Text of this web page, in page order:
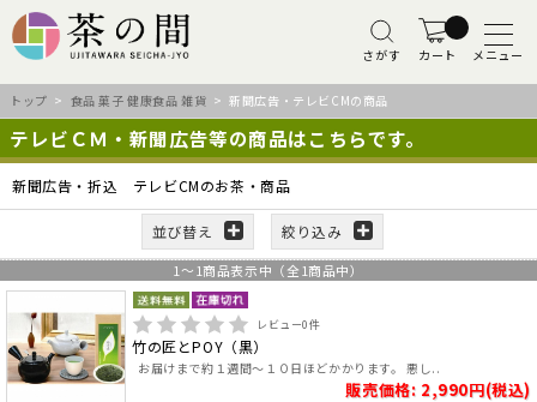
さがす カート メニュー
トップ > 食品 菓子 健康食品 雑貨 > 新聞広告・テレビCMの商品
テレビＣＭ・新聞広告等の商品はこちらです。
新聞広告・折込 テレビCMのお茶・商品
並び替え 絞り込み
1 ～ 1商品表示中（全 1商品中）
レビュー0件
竹の匠とPOY（黒）
お届けまで約１週間～１０日ほどかかります。 悪し..
販売価格: 2,990円(税込)